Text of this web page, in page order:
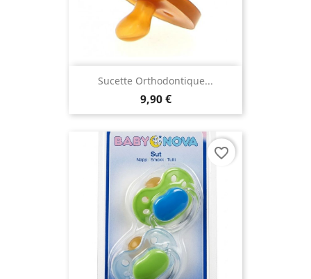
Sucette Orthodontique...
9,90 €
favorite_border